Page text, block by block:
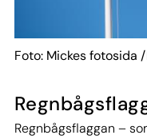
Foto: Mickes fotosida
Regnbågsflaggan –